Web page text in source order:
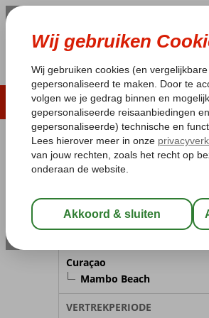
LAST MINUTE
Pakketgarantie
REISGEZELSCHAP
Wijzig
Curaçao
Mambo Beach
VERTREKPERIODE